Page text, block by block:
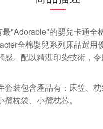
"Adorable"的嬰兒卡通全
全棉嬰兒系列床品選用
感。配以精湛印染技術，
套裝包含產品有：床笠、
枕袋、小攬枕芯。